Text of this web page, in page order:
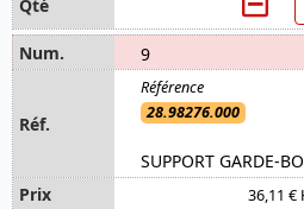
9
28.98276.000
SUPPORT GARDE-
36,11 €